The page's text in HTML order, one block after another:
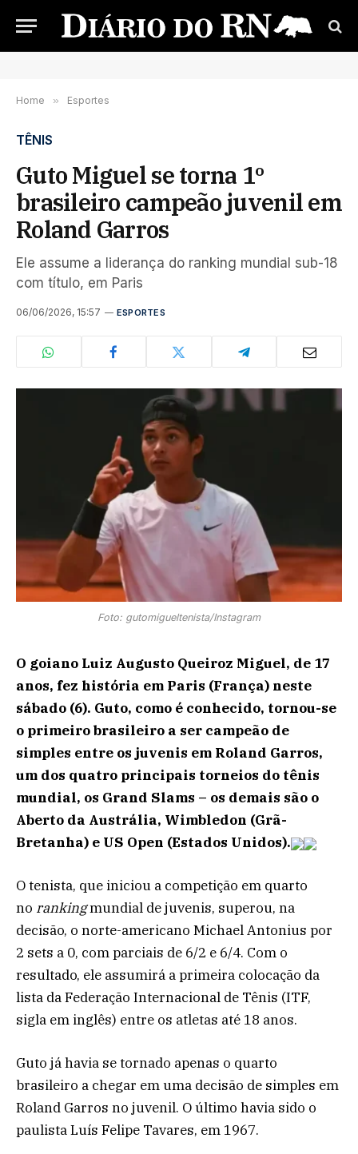
Home » Esportes
TÊNIS
Guto Miguel se torna 1º
brasileiro campeão juvenil em
Roland Garros
Ele assume a liderança do ranking mundial sub-18
com título, em Paris
06/06/2026, 15:57 ESPORTES
Foto: gutomigueltenista/Instagram
O goiano Luiz Augusto Queiroz Miguel, de 17
anos, fez história em Paris (França) neste
sábado (6). Guto, como é conhecido, tornou-se
o primeiro brasileiro a ser campeão de
simples entre os juvenis em Roland Garros,
um dos quatro principais torneios do tênis
mundial, os Grand Slams – os demais são o
Aberto da Austrália, Wimbledon (Grã-
Bretanha) e US Open (Estados Unidos).
O tenista, que iniciou a competição em quarto
no rankingmundial de juvenis, superou, na
decisão, o norte-americano Michael Antonius por
2 sets a 0, com parciais de 6/2 e 6/4. Com o
resultado, ele assumirá a primeira colocação da
lista da Federação Internacional de Tênis (ITF,
sigla em inglês) entre os atletas até 18 anos.
Guto já havia se tornado apenas o quarto
brasileiro a chegar em uma decisão de simples em
Roland Garros no juvenil. O último havia sido o
paulista Luís Felipe Tavares, em 1967.